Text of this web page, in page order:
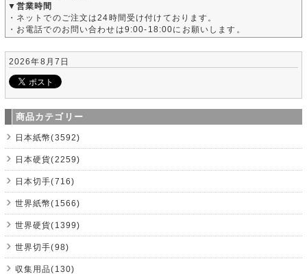
▼営業時間
・ネットでのご注文は24時間受け付けております。
・お電話でのお問い合わせは9:00-18:00にお願いします。
2026年8月7日
商品カテゴリー
日本紙幣(3592)
日本硬貨(2259)
日本切手(716)
世界紙幣(1566)
世界硬貨(1399)
世界切手(98)
収集用品(130)